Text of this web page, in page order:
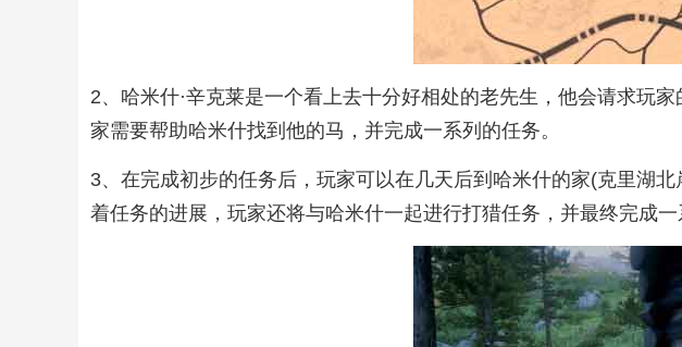
2、哈米什·辛克莱是一个看上去十分好相处的老先生，他会请求玩
家需要帮助哈米什找到他的马，并完成一系列的任务。
3、在完成初步的任务后，玩家可以在几天后到哈米什的家(克里
着任务的进展，玩家还将与哈米什一起进行打猎任务，并最终完成一